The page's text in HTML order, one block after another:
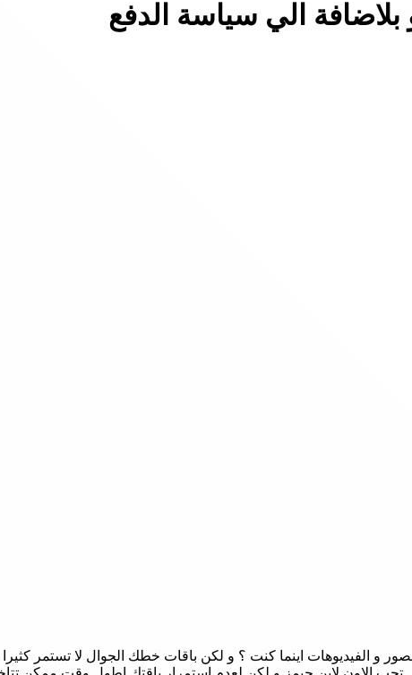
و الفيديوهات اينما كنت ؟ و لكن باقات خطك الجوال لا تستمر